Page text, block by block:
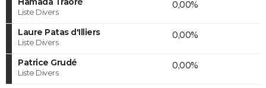
Liste Divers
0,00%
Laure Patas d'Illiers
Liste Divers
0,00%
Patrice Grudé
Liste Divers
0,00%